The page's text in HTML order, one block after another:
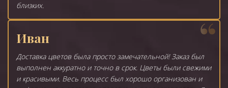
близких.
Иван
Доставка цветов была просто замечательной! Заказ был
выполнен аккуратно и точно в срок. Цветы были свежими
и красивыми. Весь процесс был хорошо организован и